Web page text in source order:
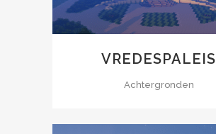
VREDESPALEIS
Achtergronden